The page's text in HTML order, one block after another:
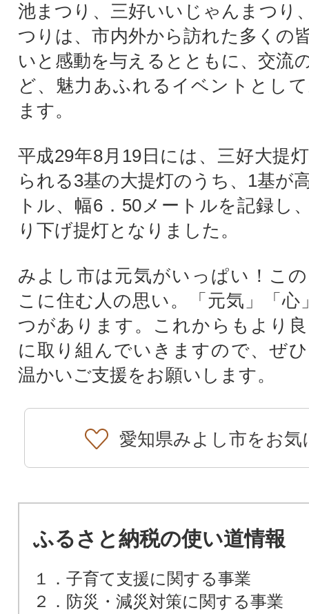
池まつり、三好いいじゃんまつり
つりは、市内外から訪れた多くの
いと感動を与えるとともに、交流
ど、魅力あふれるイベントとし
ます。
平成29年8月19日には、三好大提
られる3基の大提灯のうち、1基が
トル、幅6．50メートルを記録し
り下げ提灯となりました。
みよし市は元気がいっぱい！こ
こに住む人の思い。「元気」「心
つがあります。これからもより
に取り組んでいきますので、ぜ
温かいご支援をお願いします。
愛知県みよし市をお気
ふるさと納税の使い道情報
１．子育て支援に関する事業
２．防災・減災対策に関する事業